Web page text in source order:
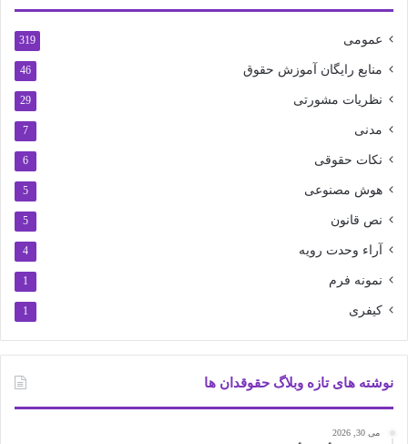
عمومی 319
منابع رایگان آموزش حقوق 46
نظریات مشورتی 29
مدنی 7
نکات حقوقی 6
هوش مصنوعی 5
نص قانون 5
آراء وحدت رویه 4
نمونه فرم 1
کیفری 1
نوشته های تازه وبلاگ حقوقدان ها
می 30, 2026